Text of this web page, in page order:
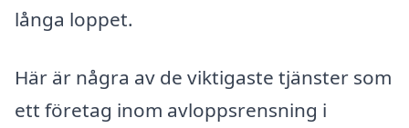
långa loppet.
Här är några av de viktigaste tjänster som
ett företag inom avloppsrensning i